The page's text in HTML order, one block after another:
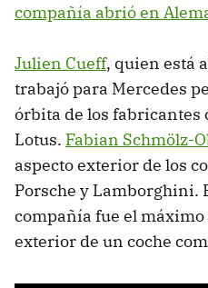
compañía abrió en
Julien Cueff, quien está
trabajó para Mercedes
órbita de los fabricantes
Lotus. Fabian Schmölz-
aspecto exterior de los
Porsche y Lamborghini.
compañía fue el
exterior de un coche